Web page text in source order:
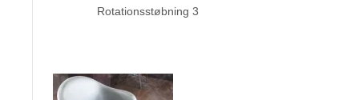
Rotationsstøbning 3